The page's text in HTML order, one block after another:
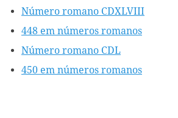
Número romano CDXLVIII
448 em números romanos
Número romano CDL
450 em números romanos